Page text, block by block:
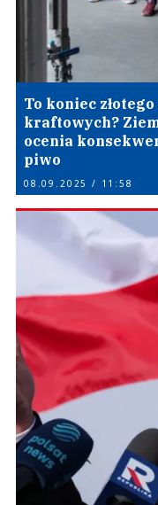
To koniec
kraftowych?
ocenia
piwo
08.09.2025 / 11:58